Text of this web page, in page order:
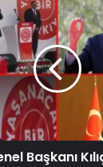
Başkanı